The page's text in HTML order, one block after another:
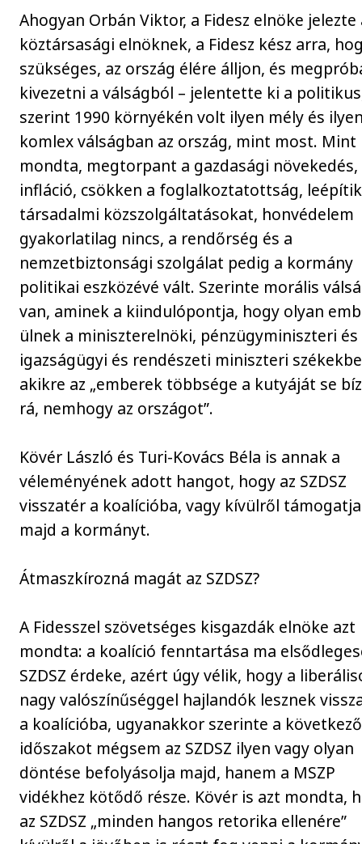
Ahogyan Orbán Viktor, a Fidesz elnöke jelezte
köztársasági elnöknek, a Fidesz kész arra,
szükséges, az ország élére álljon, és
kivezetni a válságból – jelentette ki a
szerint 1990 környékén volt ilyen mély és
komlex válságban az ország, mint most. Mint
mondta, megtorpant a gazdasági növekedés,
infláció, csökken a foglalkoztatottság,
társadalmi közszolgáltatásokat, honvédelem
gyakorlatilag nincs, a rendőrség és a
nemzetbiztonsági szolgálat pedig a kormány
politikai eszközévé vált. Szerinte morális
van, aminek a kiindulópontja, hogy olyan
ülnek a miniszterelnöki, pénzügyminiszteri és
igazságügyi és rendészeti miniszteri
akikre az „emberek többsége a kutyáját se
rá, nemhogy az országot”.
Kövér László és Turi-Kovács Béla is annak a
véleményének adott hangot, hogy az SZDSZ
visszatér a koalícióba, vagy kívülről támogatja
majd a kormányt.
Átmaszkírozná magát az SZDSZ?
A Fidesszel szövetséges kisgazdák elnöke azt
mondta: a koalíció fenntartása ma
SZDSZ érdeke, azért úgy vélik, hogy a
nagy valószínűséggel hajlandók lesznek
a koalícióba, ugyanakkor szerinte a következő
időszakot mégsem az SZDSZ ilyen vagy olyan
döntése befolyásolja majd, hanem a MSZP
vidékhez kötődő része. Kövér is azt mondta,
az SZDSZ „minden hangos retorika ellenére”